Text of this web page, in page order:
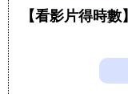
【看影片得時